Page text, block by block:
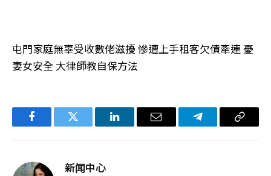
屯門家庭無辜受收數佬滋擾 慘遭上手租客欠債牽連 憂
妻女安全 大律師教自保方法
FacebookTwitter LinkedIn电
Telegram复
新闻中心